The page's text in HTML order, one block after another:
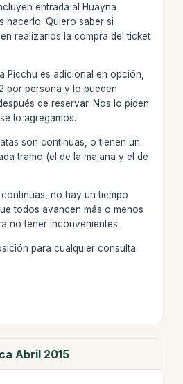
entrada al Huayna
hacerlo. Quiero saber si
realizarlos la compra del ticket
Picchu es adicional en opción,
por persona y lo pueden
de reservar. Nos lo piden
lo agregamos.
son continuas, o tienen un
tramo (el de la ma;ana y el de
no hay un tiempo
todos avancen más o menos
no tener inconvenientes.
para cualquier consulta
Abril 2015